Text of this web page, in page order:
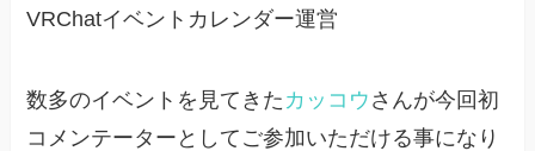
VRChatイベントカレンダー運営
数多のイベントを見てきた カッコウ さんが今回初
コメンテーターとしてご参加いただける事になり